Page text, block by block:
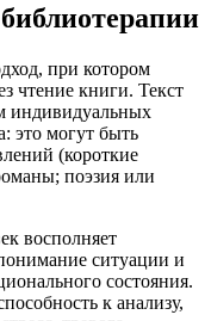
при котором
чтение книги. Текст
индивидуальных
это могут быть
(короткие
поэзия или
восполняет
ситуации и
состояния.
к анализу,